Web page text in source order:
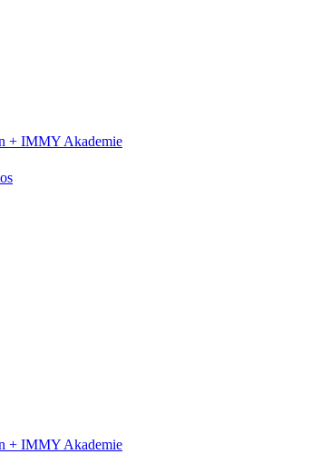
+ IMMY Akademie
+ IMMY Akademie